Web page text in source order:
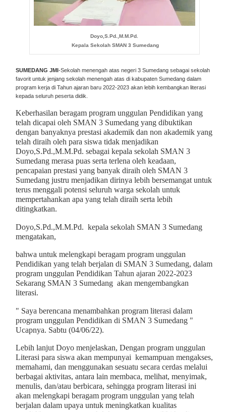
Doyo,S.Pd.,M.M.Pd.
Kepala Sekolah SMAN 3 Sumedang
SUMEDANG JMI-Sekolah menengah atas negeri 3 Sumedang sebagai sekolah
favorit untuk jenjang sekolah menengah atas di kabupaten Sumedang dalam
program kerja di Tahun ajaran baru 2022-2023 akan lebih kembangkan literasi
kepada seluruh peserta didik.
Keberhasilan beragam program unggulan Pendidikan yang
telah dicapai oleh SMAN 3 Sumedang yang dibuktikan
dengan banyaknya prestasi akademik dan non akademik yang
telah diraih oleh para siswa tidak menjadikan
Doyo,S.Pd.,M.M.Pd. sebagai kepala sekolah SMAN 3
Sumedang merasa puas serta terlena oleh keadaan,
pencapaian prestasi yang banyak diraih oleh SMAN 3
Sumedang justru menjadikan dirinya lebih bersemangat untuk
terus menggali potensi seluruh warga sekolah untuk
mempertahankan apa yang telah diraih serta lebih
ditingkatkan.
Doyo,S.Pd.,M.M.Pd. kepala sekolah SMAN 3 Sumedang
mengatakan,
bahwa untuk melengkapi beragam program unggulan
Pendidikan yang telah berjalan di SMAN 3 Sumedang, dalam
program unggulan Pendidikan Tahun ajaran 2022-2023
Sekarang SMAN 3 Sumedang akan mengembangkan
literasi.
" Saya berencana menambahkan program literasi dalam
program unggulan Pendidikan di SMAN 3 Sumedang "
Ucapnya. Sabtu (04/06/22).
Lebih lanjut Doyo menjelaskan, Dengan program unggulan
Literasi para siswa akan mempunyai kemampuan mengakses,
memahami, dan menggunakan sesuatu secara cerdas melalui
berbagai aktivitas, antara lain membaca, melihat, menyimak,
menulis, dan/atau berbicara, sehingga program literasi ini
akan melengkapi beragam program unggulan yang telah
berjalan dalam upaya untuk meningkatkan kualitas